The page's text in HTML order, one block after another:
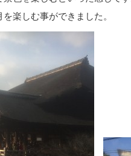
楽しむ事ができました。